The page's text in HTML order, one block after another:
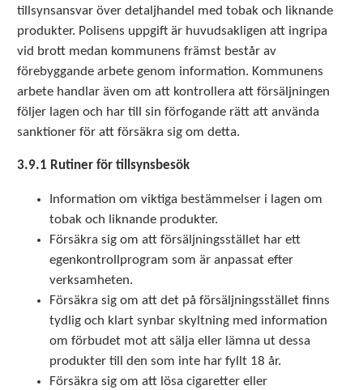
tillsynsansvar över detaljhandel med tobak och liknande
produkter. Polisens uppgift är huvudsakligen att ingripa
vid brott medan kommunens främst består av
förebyggande arbete genom information. Kommunens
arbete handlar även om att kontrollera att försäljningen
följer lagen och har till sin förfogande rätt att använda
sanktioner för att försäkra sig om detta.
3.9.1 Rutiner för tillsynsbesök
Information om viktiga bestämmelser i lagen om
tobak och liknande produkter.
Försäkra sig om att försäljningsstället har ett
egenkontrollprogram som är anpassat efter
verksamheten.
Försäkra sig om att det på försäljningsstället finns
tydlig och klart synbar skyltning med information
om förbudet mot att sälja eller lämna ut dessa
produkter till den som inte har fyllt 18 år.
Försäkra sig om att lösa cigaretter eller